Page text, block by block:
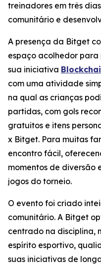
treinadores em três
comunitário e
A presença da Bitget
espaço acolhedor para
sua iniciativa
com uma atividade
na qual as crianças
partidas, com gols
gratuitos e itens
x Bitget. Para muitas
encontro fácil,
momentos de diversão
jogos do torneio.
O evento foi criado
comunitário. A Bitget
centrado na disciplina,
espírito esportivo,
suas iniciativas de